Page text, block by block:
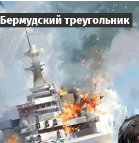
Бермудский треугольник